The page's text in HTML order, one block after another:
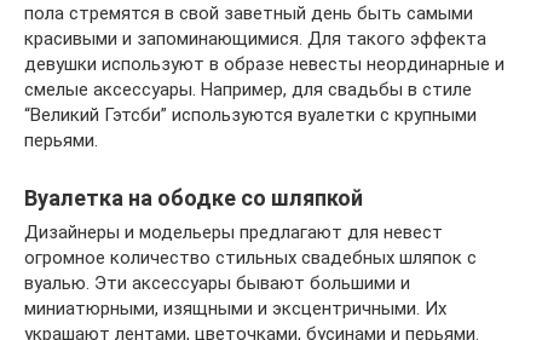
пола стремятся в свой заветный день быть самыми
красивыми и запоминающимися. Для такого эффекта
девушки используют в образе невесты неординарные и
смелые аксессуары. Например, для свадьбы в стиле
“Великий Гэтсби” используются вуалетки с крупными
перьями.
Вуалетка на ободке со шляпкой
Дизайнеры и модельеры предлагают для невест
огромное количество стильных свадебных шляпок с
вуалью. Эти аксессуары бывают большими и
миниатюрными, изящными и эксцентричными. Их
украшают лентами, цветочками, бусинами и перьями.